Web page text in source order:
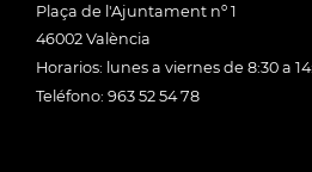
Plaça de l'Ajuntament nº 1
46002 València
Horarios: lunes a viernes de 8:30 a
Teléfono: 963 52 54 78